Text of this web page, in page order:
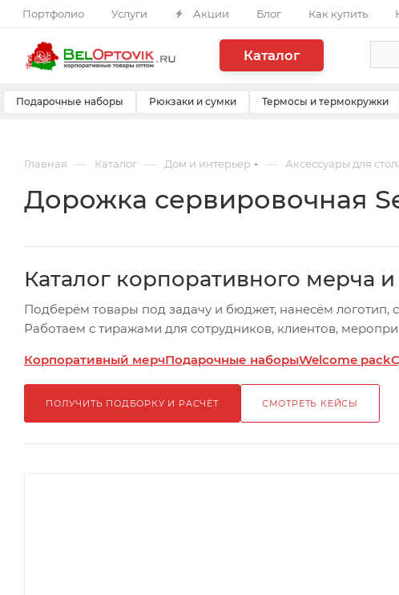
Портфолио Услуги Акции Блог Как купить
Каталог
Подарочные наборы Рюкзаки и сумки Термосы и термокружки
Главная — Каталог — Дом и интерьер — Аксессуары для
Дорожка сервировочная
Каталог корпоративного мерча
Подберём товары под задачу и бюджет, нанесём логотип,
Работаем с тиражами для сотрудников, клиентов,
Корпоративный мерчПодарочные наборыWelcome pack
ПОЛУЧИТЬ ПОДБОРКУ И РАСЧЁТ СМОТРЕТЬ КЕЙСЫ